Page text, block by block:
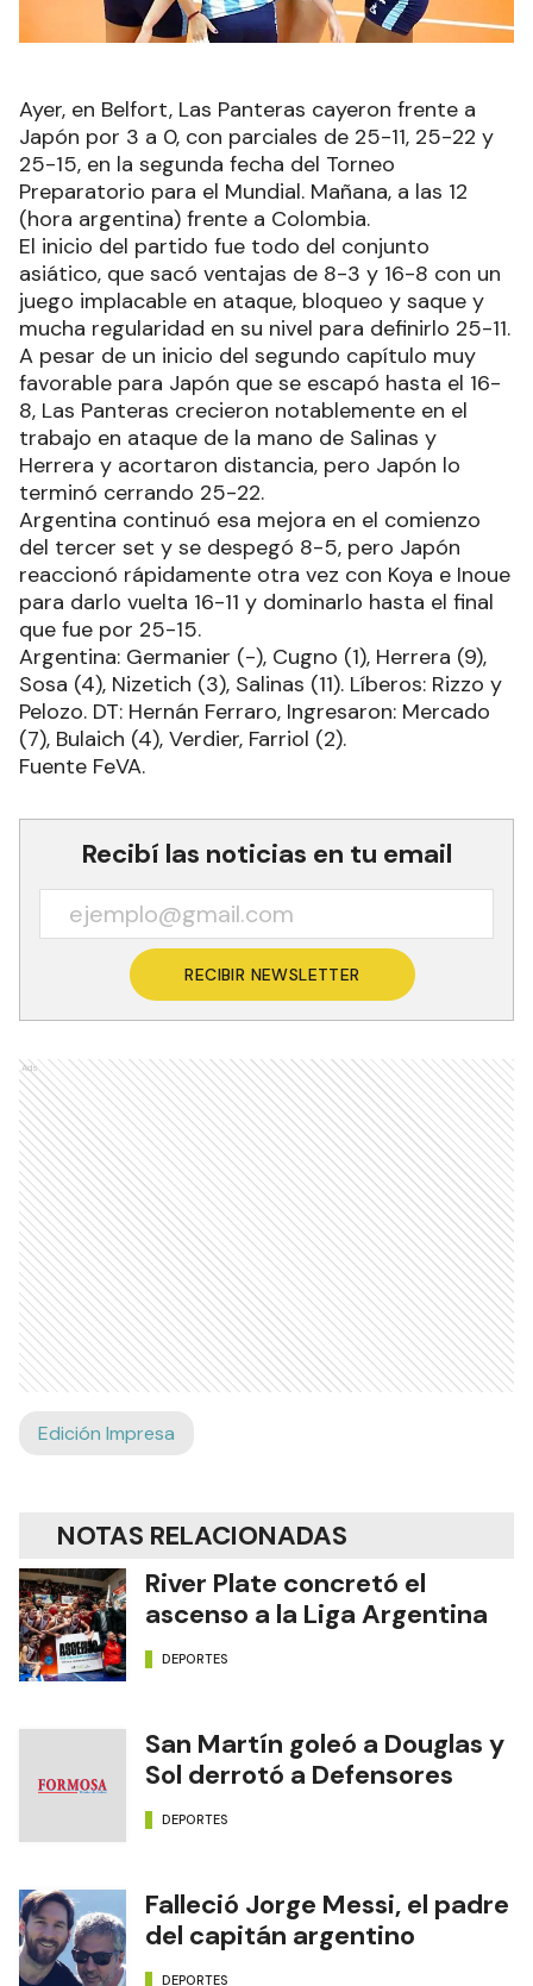
Ayer, en Belfort, Las Panteras cayeron frente a
Japón por 3 a 0, con parciales de 25-11, 25-22 y
25-15, en la segunda fecha del Torneo
Preparatorio para el Mundial. Mañana, a las 12
(hora argentina) frente a Colombia.
El inicio del partido fue todo del conjunto
asiático, que sacó ventajas de 8-3 y 16-8 con un
juego implacable en ataque, bloqueo y saque y
mucha regularidad en su nivel para definirlo 25-11.
A pesar de un inicio del segundo capítulo muy
favorable para Japón que se escapó hasta el 16-
8, Las Panteras crecieron notablemente en el
trabajo en ataque de la mano de Salinas y
Herrera y acortaron distancia, pero Japón lo
terminó cerrando 25-22.
Argentina continuó esa mejora en el comienzo
del tercer set y se despegó 8-5, pero Japón
reaccionó rápidamente otra vez con Koya e Inoue
para darlo vuelta 16-11 y dominarlo hasta el final
que fue por 25-15.
Argentina: Germanier (-), Cugno (1), Herrera (9),
Sosa (4), Nizetich (3), Salinas (11). Líberos: Rizzo y
Pelozo. DT: Hernán Ferraro, Ingresaron: Mercado
(7), Bulaich (4), Verdier, Farriol (2).
Fuente FeVA.
Recibí las noticias en tu email
RECIBIR NEWSLETTER
Ads
Edición Impresa
NOTAS RELACIONADAS
River Plate concretó el
ascenso a la Liga Argentina
DEPORTES
San Martín goleó a Douglas y
Sol derrotó a Defensores
DEPORTES
Falleció Jorge Messi, el padre
del capitán argentino
DEPORTES